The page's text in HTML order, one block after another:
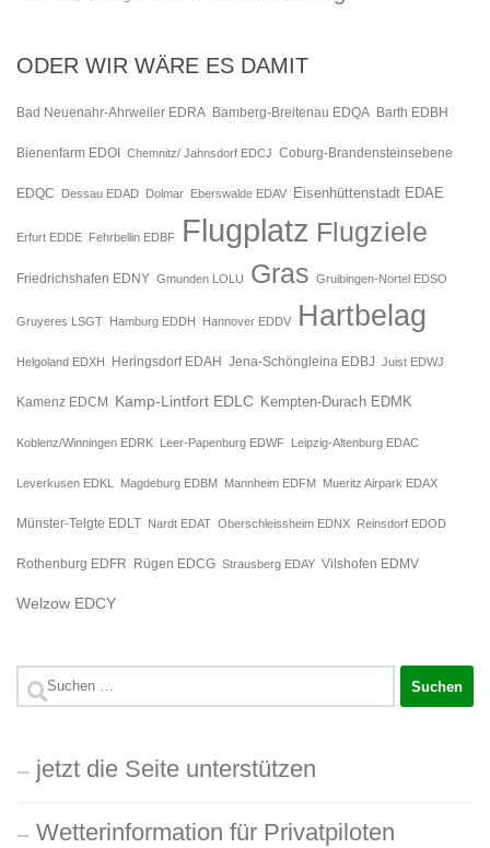
ODER WIR WÄRE ES DAMIT
Bad Neuenahr-Ahrweiler EDRA Bamberg-Breitenau EDQA Barth EDBH
Bienenfarm EDOI Chemnitz/ Jahnsdorf EDCJ Coburg-Brandensteinsebene
EDQC Dessau EDAD Dolmar Eberswalde EDAV Eisenhüttenstadt EDAE
Erfurt EDDE Fehrbellin EDBF Flugplatz Flugziele
Friedrichshafen EDNY Gmunden LOLU Gras Gruibingen-Nortel EDSO
Gruyeres LSGT Hamburg EDDH Hannover EDDV Hartbelag
Helgoland EDXH Heringsdorf EDAH Jena-Schöngleina EDBJ Juist EDWJ
Kamenz EDCM Kamp-Lintfort EDLC Kempten-Durach EDMK
Koblenz/Winningen EDRK Leer-Papenburg EDWF Leipzig-Altenburg EDAC
Leverkusen EDKL Magdeburg EDBM Mannheim EDFM Mueritz Airpark EDAX
Münster-Telgte EDLT Nardt EDAT Oberschleissheim EDNX Reinsdorf EDOD
Rothenburg EDFR Rügen EDCG Strausberg EDAY Vilshofen EDMV
Welzow EDCY
Suchen
jetzt die Seite unterstützen
Wetterinformation für Privatpiloten